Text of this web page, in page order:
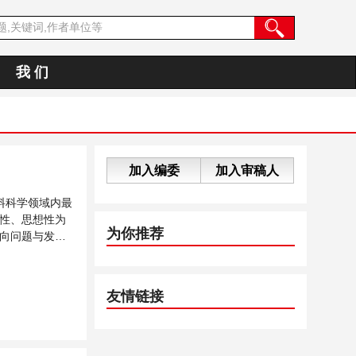
我 们
科学领域内最
、思想性为
问题与发展
加入编委 加入审稿人
为你推荐
友情链接